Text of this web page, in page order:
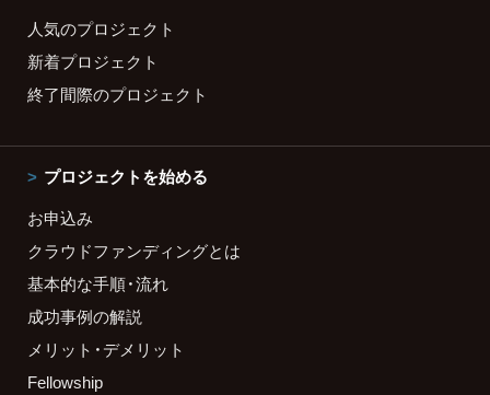
人気のプロジェクト
新着プロジェクト
終了間際のプロジェクト
プロジェクトを始める
お申込み
クラウドファンディングとは
基本的な手順・流れ
成功事例の解説
メリット・デメリット
Fellowship